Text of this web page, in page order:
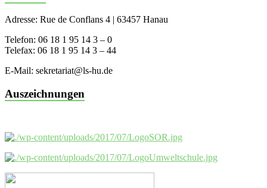
Adresse: Rue de Conflans 4 | 63457 Hanau
Telefon: 06 18 1 95 14 3 – 0
Telefax: 06 18 1 95 14 3 – 44
E-Mail: sekretariat@ls-hu.de
Auszeichnungen